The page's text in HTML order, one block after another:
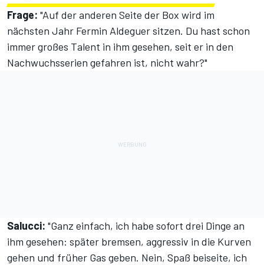
Frage: "Auf der anderen Seite der Box wird im
nächsten Jahr Fermin Aldeguer sitzen. Du hast schon
immer großes Talent in ihm gesehen, seit er in den
Nachwuchsserien gefahren ist, nicht wahr?"
Salucci: "Ganz einfach, ich habe sofort drei Dinge an
ihm gesehen: später bremsen, aggressiv in die Kurven
gehen und früher Gas geben. Nein, Spaß beiseite, ich